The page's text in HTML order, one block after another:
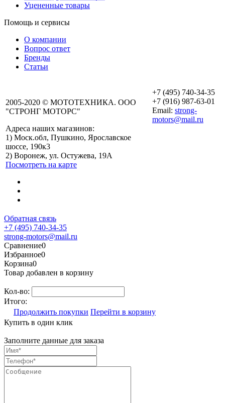
Уцененные товары
Помощь и сервисы
О компании
Вопрос ответ
Бренды
Статьи
2005-2020 © МОТОТЕХНИКА. ООО
"СТРОНГ МОТОРС"
Адреса наших магазинов:
1) Моск.обл, Пушкино, Ярославское
шоссе, 190к3
2) Воронеж, ул. Остужева, 19А
Посмотреть на карте
+7 (495) 740-34-35
+7 (916) 987-63-01
Email: strong-
motors@mail.ru
Обратная связь
+7 (495) 740-34-35
strong-motors@mail.ru
Сравнение0
Избранное0
Корзина0
Товар добавлен в корзину
Кол-во:
Итого:
Продолжить покупки Перейти в корзину
Купить в один клик
Заполните данные для заказа